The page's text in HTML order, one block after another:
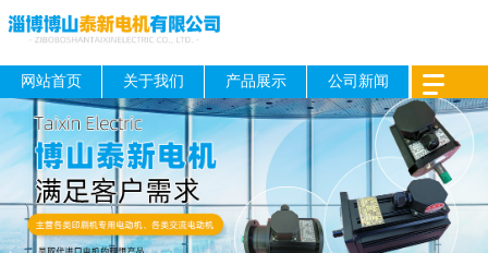
网站首页 关于我们 产品展示 公司新闻